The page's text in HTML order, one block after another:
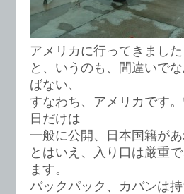
アメリカに行ってきました
と、いうのも、間違いで
ばない、
すなわち、アメリカです
日だけは
一般に公開、日本国籍があ
とはいえ、入り口は厳重
ます。
バックパック、カバンは持